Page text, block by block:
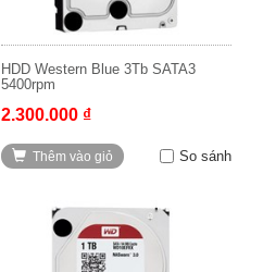
HDD Western Blue 3Tb SATA3
5400rpm
2.300.000 ₫
Thêm vào giỏ So sánh